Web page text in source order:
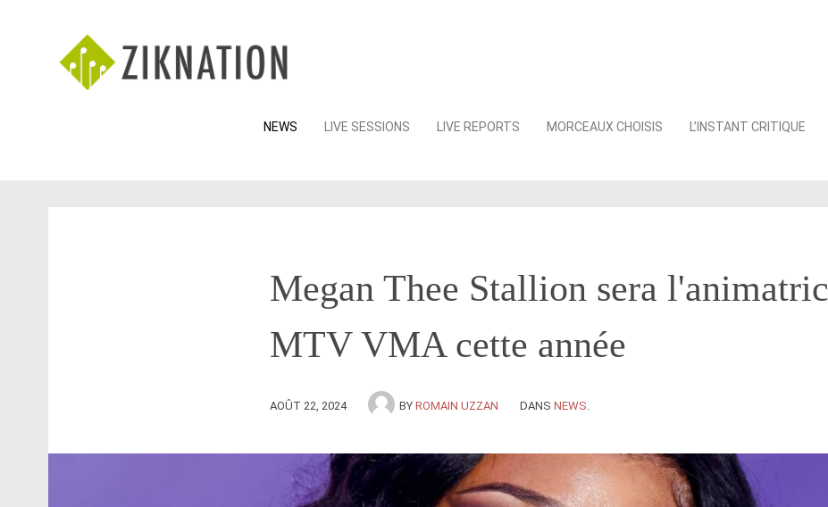
Skip
NEWS LIVE SESSIONS LIVE REPORTS MORCEAUX CHOISIS L’INSTANT CRITIQUE
Megan Thee Stallion sera
MTV VMA cette année
AOÛT 22, 2024 BY ROMAIN UZZAN DANS NEWS